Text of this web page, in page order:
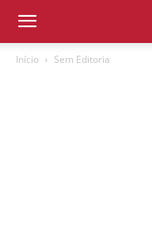
Início Sem Editoria